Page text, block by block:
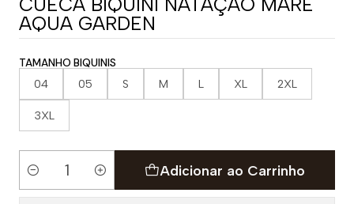
AQUA GARDEN
TAMANHO BIQUINIS
04 05 S M L XL 2XL
3XL
Quantidade
Adicionar ao Carrinho